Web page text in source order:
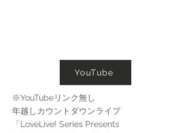
YouTube
※YouTubeリンク無し
年越しカウントダウンライブ
「LoveLive! Series Presents